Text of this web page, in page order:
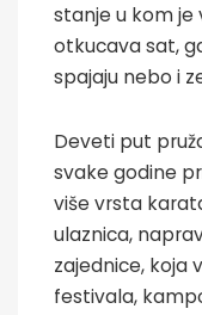
stanje u kom je
otkucava sat,
spajaju nebo i
Deveti put
svake godine
više vrsta
ulaznica,
zajednice, koja
festivala,